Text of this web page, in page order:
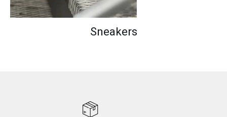
Sneakers